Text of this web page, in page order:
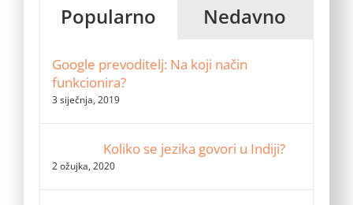
Popularno Nedavno
Google prevoditelj: Na koji način
funkcionira?
3 siječnja, 2019
Koliko se jezika govori u Indiji?
2 ožujka, 2020